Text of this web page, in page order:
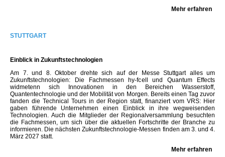
Mehr erfahren
STUTTGART
Einblick in Zukunftstechnologien
Am 7. und 8. Oktober drehte sich auf der Messe Stuttgart alles um
Zukunftstechnologien: Die Fachmessen hy-fcell und Quantum Effects
widmetenn sich Innovationen in den Bereichen Wasserstoff,
Quantentechnologie und der Mobilität von Morgen. Bereits einen Tag zuvor
fanden die Technical Tours in der Region statt, finanziert vom VRS: Hier
gaben führende Unternehmen einen Einblick in ihre wegweisenden
Technologien. Auch die Mitglieder der Regionalversammlung besuchten
die Fachmessen, um sich über die aktuellen Fortschritte der Branche zu
informieren. Die nächsten Zukunftstechnologie-Messen finden am 3. und 4.
März 2027 statt.
Mehr erfahren